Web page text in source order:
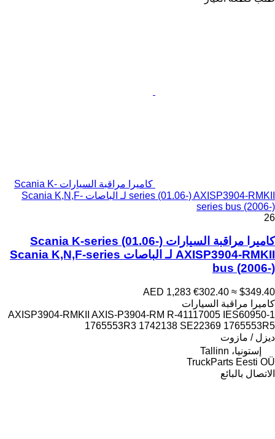
كاميرا مراقبة السيارات Scania K-
series (01.06-) AXISP3904-RMKII لـ الباصات Scania K,N,F-
series bus (2006-)
26
كاميرا مراقبة السيارات Scania K-series (01.06-)
AXISP3904-RMKII لـ الباصات Scania K,N,F-series
bus (2006-)
AED 1,283 €302.40 ≈ $349.40
كاميرا مراقبة السيارات
AXISP3904-RMKII AXIS-P3904-RM R-41117005 IES60950-1
1765553R3 1742138 SE22369 1765553R5
ديزل / مازوت
إستونيا، Tallinn
TruckParts Eesti OÜ
الاتصال بالبائع